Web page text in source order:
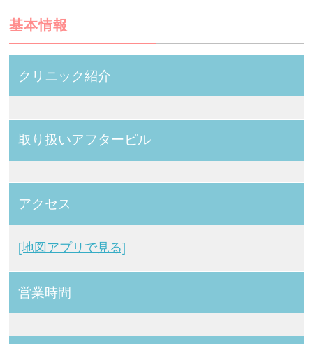
基本情報
クリニック紹介
取り扱いアフターピル
アクセス
[地図アプリで見る]
営業時間